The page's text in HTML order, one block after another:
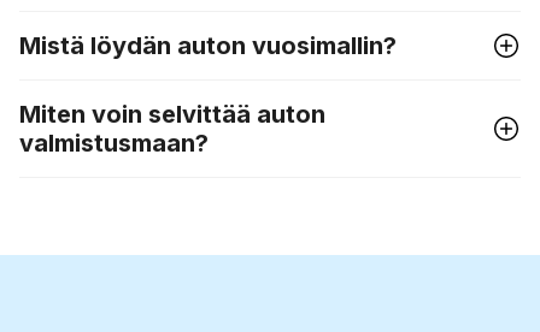
Mistä löydän auton vuosimallin?
Miten voin selvittää auton
valmistusmaan?